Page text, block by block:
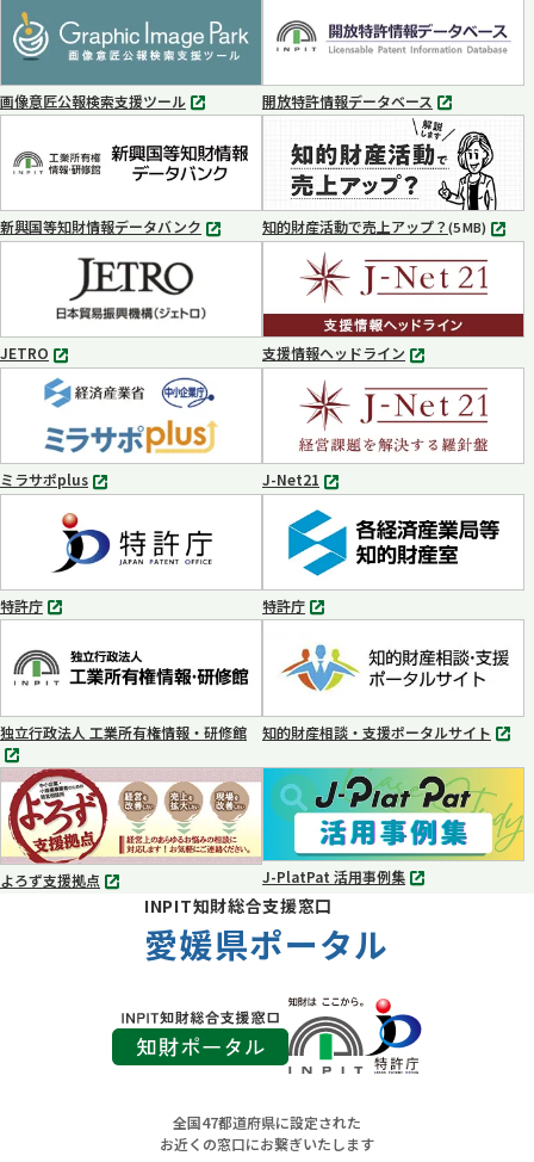
で
開
く
ブ
で
く
画像意匠公報検索支援ツール
別
ブ
で
く
開放特許情報データベース
別
タ
ブ
で
開
く
新興国等知財情報データバンク
別
開
く
知的財産活動で売上アップ？(5 MB) MP4
JETRO
別
タ
ブ
で
開
く
支援情報ヘッドライン
別
タ
ブ
で
開
く
ミラサポplus
別
ブ
で
開
く
J-Net21
別
タ
ブ
で
開
く
特許庁
別
ブ
で
く
特許庁
別
ブ
で
開
く
独立行政法人 工業所有権情報・研修館
別
タ
ブ
で
知的財産相談・支援ポータルサイト
別
タ
開
く
よろず支援拠点
別
J-PlatPat 活用事例集
別
INPIT知財総合支援窓口
愛媛県ポータル
全国47都道府県に設定された
お近くの窓口にお繋ぎいたします